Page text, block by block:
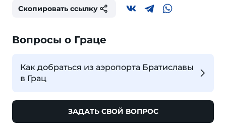
Скопировать ссылку
Вопросы о Граце
Как добраться из аэропорта Братиславы
в Грац
ЗАДАТЬ СВОЙ ВОПРОС